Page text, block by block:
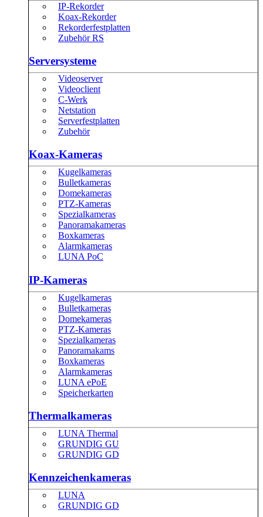
IP-Rekorder
Koax-Rekorder
Rekorderfestplatten
Zubehör RS
Serversysteme
Videoserver
Videoclient
C-Werk
Netstation
Serverfestplatten
Zubehör
Koax-Kameras
Kugelkameras
Bulletkameras
Domekameras
PTZ-Kameras
Spezialkameras
Panoramakameras
Boxkameras
Alarmkameras
LUNA PoC
IP-Kameras
Kugelkameras
Bulletkameras
Domekameras
PTZ-Kameras
Spezialkameras
Panoramakams
Boxkameras
Alarmkameras
LUNA ePoE
Speicherkarten
Thermalkameras
LUNA Thermal
GRUNDIG GU
GRUNDIG GD
Kennzeichenkameras
LUNA
GRUNDIG GD